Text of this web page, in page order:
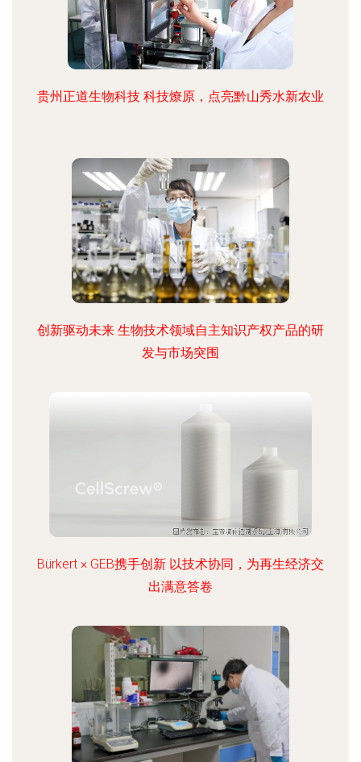
贵州正道生物科技 科技燎原，点亮黔山秀水新农业
创新驱动未来 生物技术领域自主知识产权产品的研
发与市场突围
Bürkert × GEB携手创新 以技术协同，为再生经济交
出满意答卷